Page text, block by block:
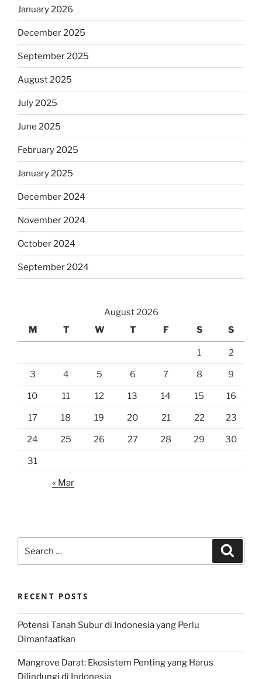
January 2026
December 2025
September 2025
August 2025
July 2025
June 2025
February 2025
January 2025
December 2024
November 2024
October 2024
September 2024
August 2026
M
T W T F S S
1 2
3 4 5 6 7 8 9
10 11 12 13 14 15 16
17 18 19 20 21 22 23
24 25 26 27 28 29 30
31
« Mar
for:
RECENT POSTS
Potensi Tanah Subur di Indonesia yang Perlu
Dimanfaatkan
Mangrove Darat: Ekosistem Penting yang Harus
Dilindungi di Indonesia